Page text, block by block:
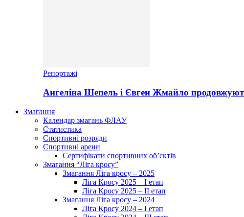
Репортажі
Ангеліна Шепель і Євген Жмайло
Змагання
Календар змагань ФЛАУ
Статистика
Спортивні розряди
Спортивні арени
Сертифікати спортивних об’єктів
Змагання “Ліга кросу”
Змагання Ліга кросу – 2025
Ліга Кросу 2025 – I етап
Ліга Кросу 2025 – II етап
Змагання Ліга кросу – 2024
Ліга Кросу 2024 – I етап